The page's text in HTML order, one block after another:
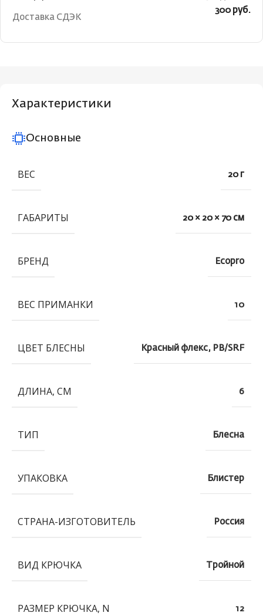
Доставка СДЭК
300 руб.
Характеристики
Основные
ВЕС 20 г
ГАБАРИТЫ 20 × 20 × 70 см
БРЕНД Ecopro
ВЕС ПРИМАНКИ 10
ЦВЕТ БЛЕСНЫ Красный флекс, PB/SRF
ДЛИНА, СМ 6
ТИП Блесна
УПАКОВКА Блистер
СТРАНА-ИЗГОТОВИТЕЛЬ Россия
ВИД КРЮЧКА Тройной
РАЗМЕР КРЮЧКА, N 12